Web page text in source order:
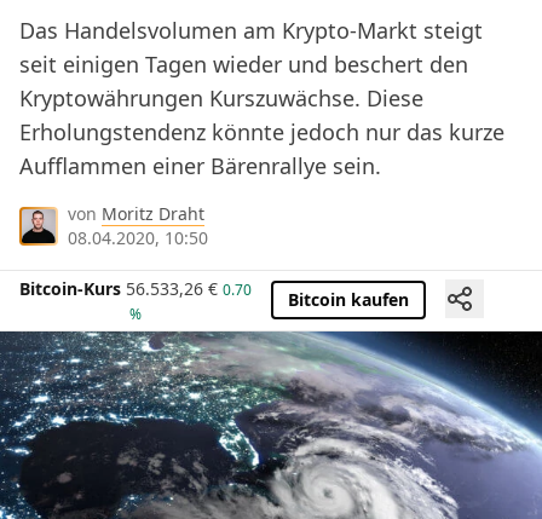
Das Handelsvolumen am Krypto-Markt steigt
seit einigen Tagen wieder und beschert den
Kryptowährungen Kurszuwächse. Diese
Erholungstendenz könnte jedoch nur das kurze
Aufflammen einer Bärenrallye sein.
von Moritz Draht
08.04.2020, 10:50
Bitcoin-Kurs 56.533,26 € 0.70
%
Bitcoin kaufen